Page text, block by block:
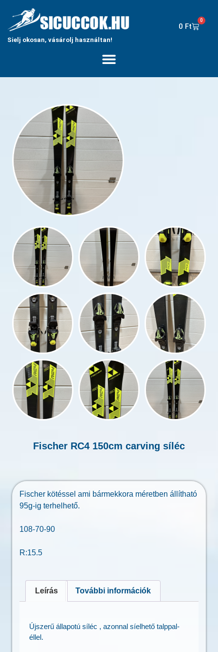
Sielj okosan, vásárolj használtan!
0 Ft
0
Fischer RC4 150cm carving síléc
Fischer kötéssel ami bármekkora méretben állítható
95g-ig terhelhető.
108-70-90
R:15.5
Leírás További információk
Újszerű állapotú síléc , azonnal síelhető talppal-
éllel.